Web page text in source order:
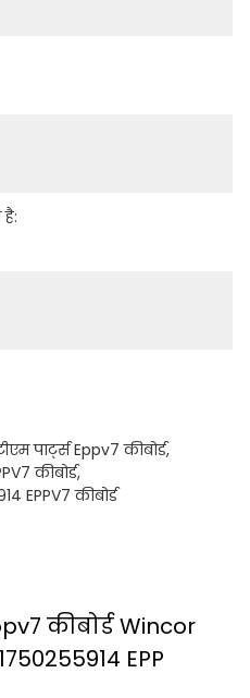
है:
पार्ट्स Eppv7 कीबोर्ड,
कीबोर्ड,
EPPV7 कीबोर्ड
कीबोर्ड Wincor
EPP